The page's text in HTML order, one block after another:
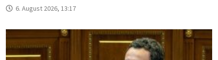
6. August 2026, 13:17